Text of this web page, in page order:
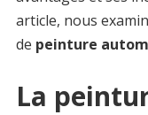
article, nous
de peinture
La